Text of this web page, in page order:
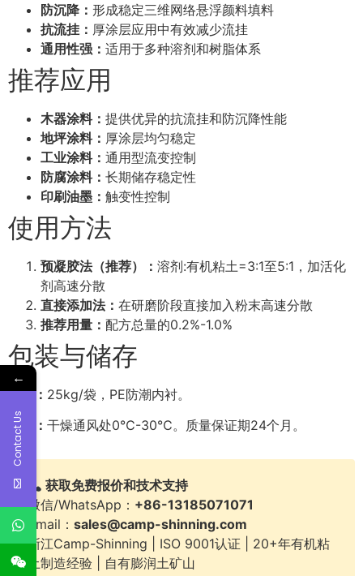
防沉降： 形成稳定三维网络悬浮颜料填料
抗流挂： 厚涂层应用中有效减少流挂
通用性强： 适用于多种溶剂和树脂体系
推荐应用
木器涂料： 提供优异的抗流挂和防沉降性能
地坪涂料： 厚涂层均匀稳定
工业涂料： 通用型流变控制
防腐涂料： 长期储存稳定性
印刷油墨： 触变性控制
使用方法
预凝胶法（推荐）： 溶剂:有机粘土=3:1至5:1，加活化
剂高速分散
直接添加法： 在研磨阶段直接加入粉末高速分散
推荐用量： 配方总量的0.2%-1.0%
包装与储存
包装： 25kg/袋，PE防潮内衬。
储存： 干燥通风处0℃-30℃。质量保证期24个月。
获取免费报价和技术支持
微信/WhatsApp： +86-13185071071
Email： sales@camp-shinning.com
浙江Camp-Shinning | ISO 9001认证 | 20+年有机粘
土制造经验 | 自有膨润土矿山
←
Contact Us